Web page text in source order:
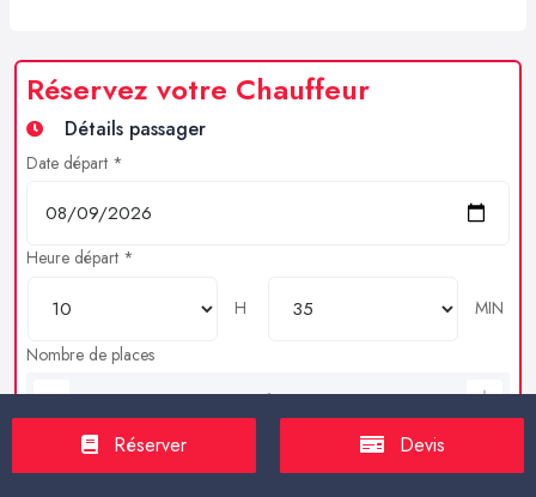
Réservez votre Chauffeur
Détails passager
Date départ *
Heure départ *
H
MIN
Nombre de places
Bagages en soutes
Réserver Devis